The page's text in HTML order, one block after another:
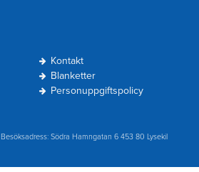
Kontakt
Blanketter
Personuppgiftspolicy
Besöksadress: Södra Hamngatan 6 453 80 Lysekil